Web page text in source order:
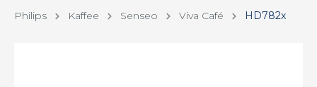
Philips Kaffee Senseo Viva Café HD782x